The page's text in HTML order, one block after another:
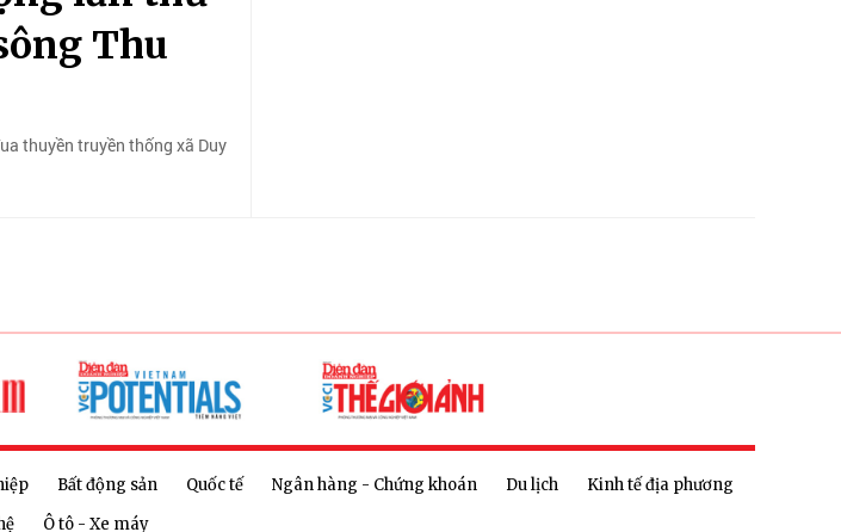
Thu
thuyền truyền thống xã Duy
Bất động sản Quốc tế Ngân hàng - Chứng khoán Du lịch
Kinh tế địa phương
Ô tô - Xe máy